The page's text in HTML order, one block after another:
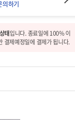
의하기
태입니다. 종료일에 100% 이
결제예정일에 결제가 됩니다.